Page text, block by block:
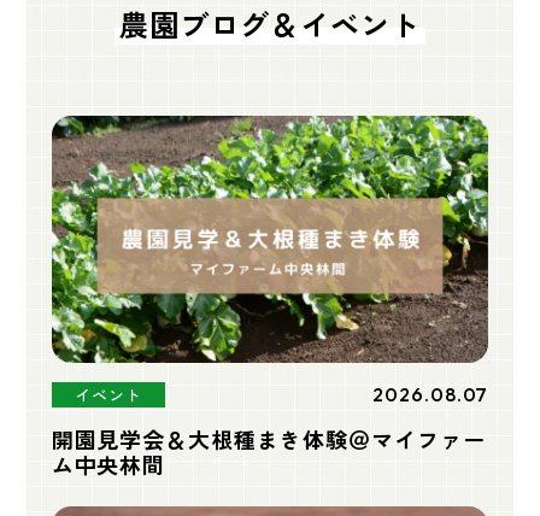
農園ブログ＆イベント
イベント 2026.08.07
開園見学会＆大根種まき体験＠マイファー
ム中央林間